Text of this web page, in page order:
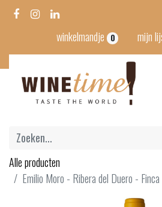
winkelmandje 0 mijn
Alle producten
Emilio Moro - Ribera del Duero -